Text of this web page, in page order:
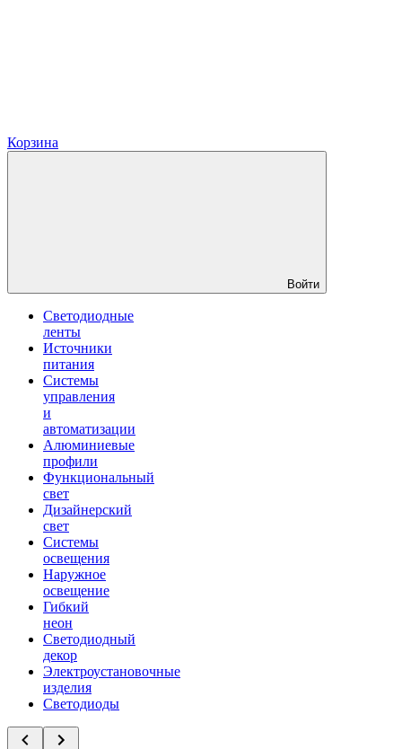
Корзина
Войти
Светодиодные
ленты
Источники
питания
Системы
управления
и
автоматизации
Алюминиевые
профили
Функциональный
свет
Дизайнерский
свет
Системы
освещения
Наружное
освещение
Гибкий
неон
Светодиодный
декор
Электроустановочные
изделия
Светодиоды